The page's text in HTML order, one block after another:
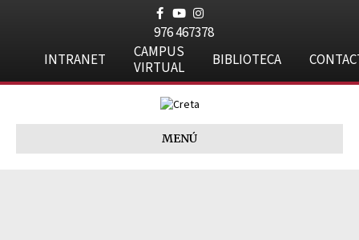
FacebookYoutubeInstagram
976 467378
INTRANET
CAMPUS
VIRTUAL
BIBLIOTECA
MENÚ